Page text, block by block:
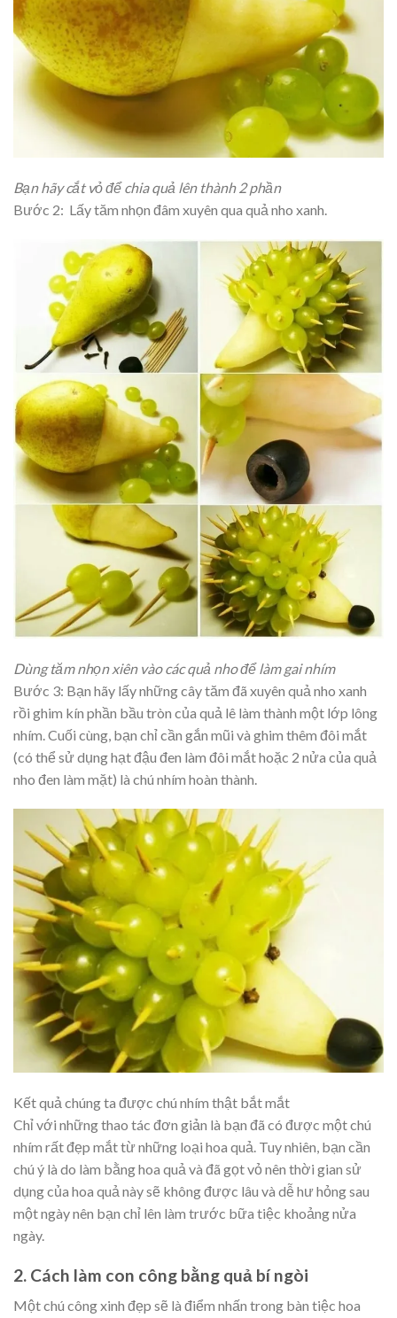
Bạn hãy cắt vỏ để chia quả lên thành 2 phần
Bước 2: Lấy tăm nhọn đâm xuyên qua quả nho xanh.
Dùng tăm nhọn xiên vào các quả nho để làm gai nhím
Bước 3: Bạn hãy lấy những cây tăm đã xuyên quả nho xanh
rồi ghim kín phần bầu tròn của quả lê làm thành một lớp lông
nhím. Cuối cùng, bạn chỉ cần gắn mũi và ghim thêm đôi mắt
(có thể sử dụng hạt đậu đen làm đôi mắt hoặc 2 nửa của quả
nho đen làm mặt) là chú nhím hoàn thành.
Kết quả chúng ta được chú nhím thật bắt mắt
Chỉ với những thao tác đơn giản là bạn đã có được một chú
nhím rất đẹp mắt từ những loại hoa quả. Tuy nhiên, bạn cần
chú ý là do làm bằng hoa quả và đã gọt vỏ nên thời gian sử
dụng của hoa quả này sẽ không được lâu và dễ hư hỏng sau
một ngày nên bạn chỉ lên làm trước bữa tiệc khoảng nửa
ngày.
2. Cách làm con công bằng quả bí ngòi
Một chú công xinh đẹp sẽ là điểm nhấn trong bàn tiệc hoa